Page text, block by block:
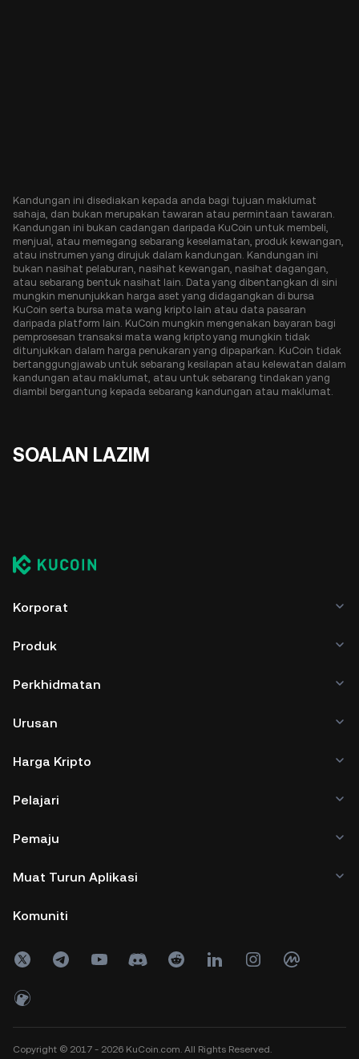
Kandungan ini disediakan kepada anda bagi tujuan maklumat
sahaja, dan bukan merupakan tawaran atau permintaan tawaran.
Kandungan ini bukan cadangan daripada KuCoin untuk membeli,
menjual, atau memegang sebarang keselamatan, produk kewangan,
atau instrumen yang dirujuk dalam kandungan. Kandungan ini
bukan nasihat pelaburan, nasihat kewangan, nasihat dagangan,
atau sebarang bentuk nasihat lain. Data yang dibentangkan di sini
mungkin menunjukkan harga aset yang didagangkan di bursa
KuCoin serta bursa mata wang kripto lain atau data pasaran
daripada platform lain. KuCoin mungkin mengenakan bayaran bagi
pemprosesan transaksi mata wang kripto yang mungkin tidak
ditunjukkan dalam harga penukaran yang dipaparkan. KuCoin tidak
bertanggungjawab untuk sebarang kesilapan atau kelewatan dalam
kandungan atau maklumat, atau untuk sebarang tindakan yang
diambil bergantung kepada sebarang kandungan atau maklumat.
SOALAN LAZIM
Korporat
Produk
Perkhidmatan
Urusan
Harga Kripto
Pelajari
Pemaju
Muat Turun Aplikasi
Komuniti
Copyright © 2017 - 2026 KuCoin.com. All Rights Reserved.